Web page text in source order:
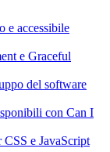
e accessibile
e Graceful
del software
con Can I
CSS e JavaScript